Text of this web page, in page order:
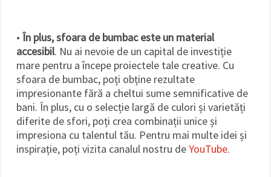
• În plus, sfoara de bumbac este un material
accesibil. Nu ai nevoie de un capital de investiție
mare pentru a începe proiectele tale creative. Cu
sfoara de bumbac, poți obține rezultate
impresionante fără a cheltui sume semnificative de
bani. În plus, cu o selecție largă de culori și varietăți
diferite de sfori, poți crea combinații unice și
impresiona cu talentul tău. Pentru mai multe idei și
inspirație, poți vizita canalul nostru deYouTube.